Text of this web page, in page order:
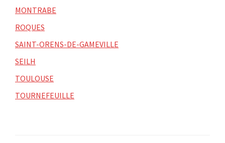
MONTRABE
ROQUES
SAINT-ORENS-DE-GAMEVILLE
SEILH
TOULOUSE
TOURNEFEUILLE